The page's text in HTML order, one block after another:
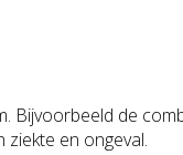
de
ziekte en ongeval.